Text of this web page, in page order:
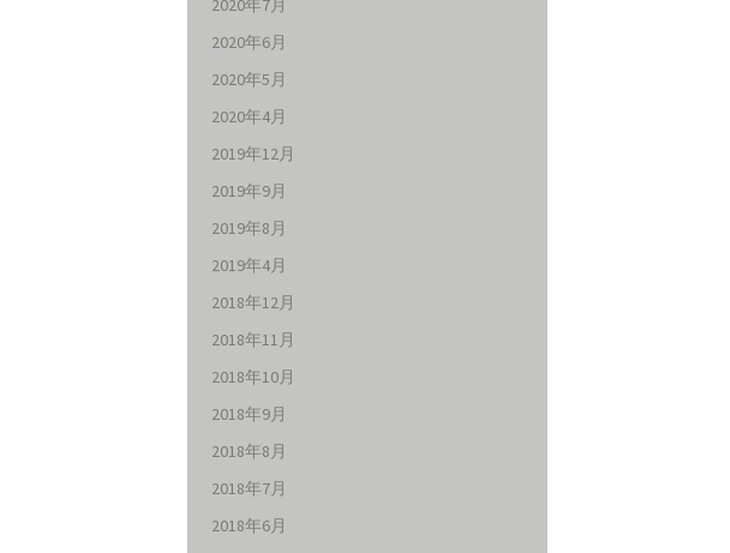
2020年7月
2020年6月
2020年5月
2020年4月
2019年12月
2019年9月
2019年8月
2019年4月
2018年12月
2018年11月
2018年10月
2018年9月
2018年8月
2018年7月
2018年6月